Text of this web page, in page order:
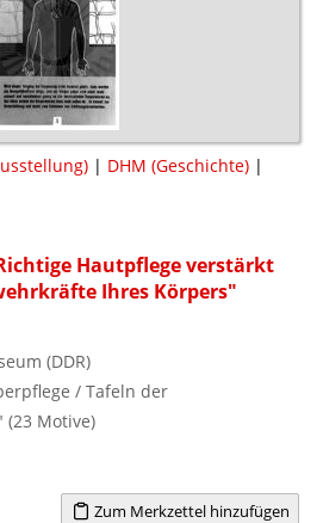
| DHM (Geschichte) |
Hautpflege verstärkt
Ihres Körpers"
(DDR)
/ Tafeln der
(23 Motive)
Zum Merkzettel hinzufügen